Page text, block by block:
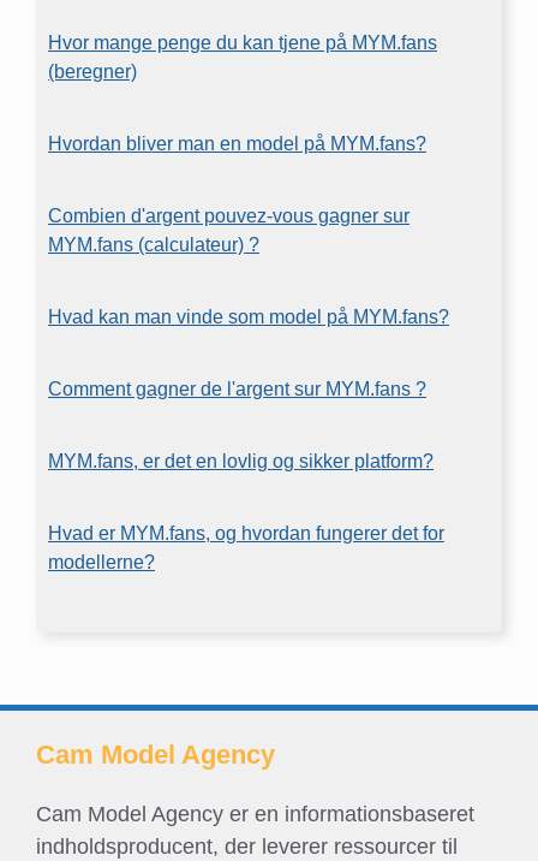
Hvor mange penge du kan tjene på MYM.fans
(beregner)
Hvordan bliver man en model på MYM.fans?
Combien d'argent pouvez-vous gagner sur
MYM.fans (calculateur) ?
Hvad kan man vinde som model på MYM.fans?
Comment gagner de l'argent sur MYM.fans ?
MYM.fans, er det en lovlig og sikker platform?
Hvad er MYM.fans, og hvordan fungerer det for
modellerne?
Cam Model Agency
Cam Model Agency er en informationsbaseret
indholdsproducent, der leverer ressourcer til